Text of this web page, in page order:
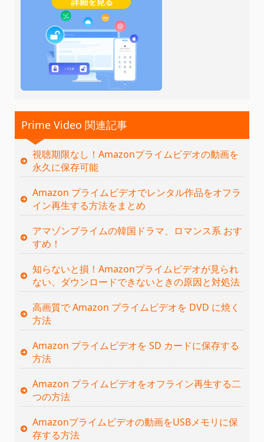
Prime Video 関連記事
視聴期限なし！Amazonプライムビデオの動画を
永久に保存可能
Amazon プライムビデオでレンタル作品をオフラ
イン再生する方法をまとめ
アマゾンプライムの韓国ドラマ、ロマンス系 おす
すめ！
知らないと損！Amazonプライムビデオが見られ
ない、ダウンロードできないときの原因と対処法
高画質で Amazon プライムビデオを DVD に焼く
方法
Amazon プライムビデオを SD カードに保存する
方法
Amazon プライムビデオをオフライン再生する二
つの方法
Amazonプライムビデオの動画をUSBメモリに保
存する方法